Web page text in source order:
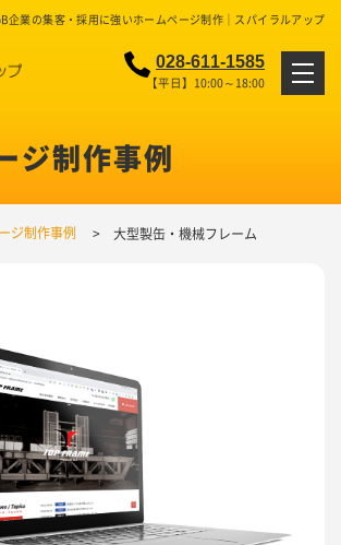
企業の集客・採用に強いホームページ制作｜スパイラルアップ
028-611-1585
【平日】10:00～18:00
ジ制作事例
ジ制作事例 大型製缶・機械フレーム